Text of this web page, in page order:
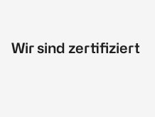
Wir sind zertifiziert